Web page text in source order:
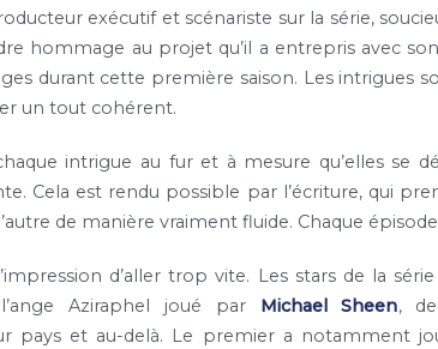
exécutif et scénariste sur la série,
hommage au projet qu’il a entrepris avec
durant cette première saison. Les intrigues
un tout cohérent.
intrigue au fur et à mesure qu’elles se
Cela est rendu possible par l’écriture, qui
de manière vraiment fluide. Chaque
d’aller trop vite. Les stars de la
Aziraphel joué par Michael Sheen,
pays et au-delà. Le premier a notamment